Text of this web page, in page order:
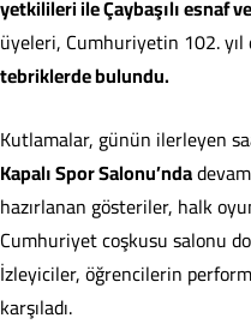
yetkilileri ile Çaybaşılı esnaf
üyeleri, Cumhuriyetin 102. yıl
tebriklerde bulundu.
Kutlamalar, günün ilerleyen
Kapalı Spor Salonu’nda
hazırlanan gösteriler, halk
Cumhuriyet coşkusu salonu
İzleyiciler, öğrencilerin
karşıladı.